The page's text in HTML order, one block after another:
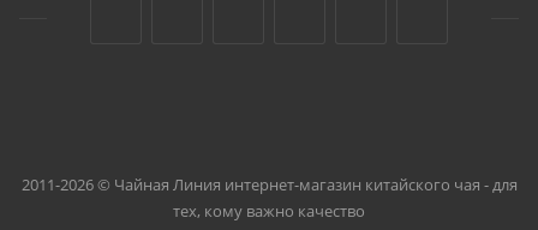
2011-2026 © Чайная Линия интернет-магазин китайского чая - для
тех, кому важно качество